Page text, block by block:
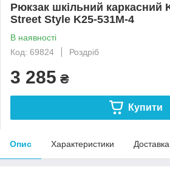
Рюкзак шкільний каркасний
Street Style K25-531M-4
В наявності
Код: 69824
Роздріб
3 285 ₴
Купити
Опис Характеристики Доставка